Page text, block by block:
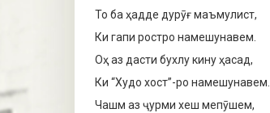
То ба ҳадде дурӯғ маъмулист,
Ки гапи ростро намешунавем.
Оҳ аз дасти бухлу кину ҳасад,
Ки “Худо хост”-ро намешунавем.
Чашм аз ҷурми хеш мепӯшем,